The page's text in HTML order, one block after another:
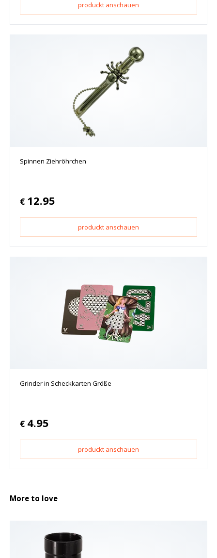
produckt anschauen
Spinnen Ziehröhrchen
€ 12.95
produckt anschauen
Grinder in Scheckkarten Größe
€ 4.95
produckt anschauen
More to love